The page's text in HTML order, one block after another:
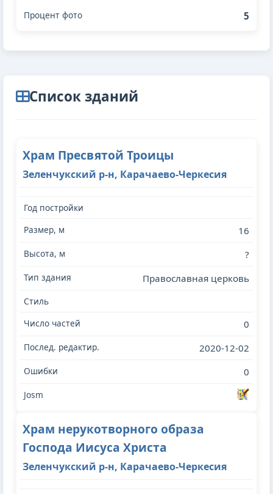
5
Cписок зданий
Храм Пресвятой Троицы
Зеленчукский р-н, Карачаево-Черкесия
16
?
Православная церковь
0
2020-12-02
0
Храм нерукотворного образа
Господа Иисуса Христа
Зеленчукский р-н, Карачаево-Черкесия